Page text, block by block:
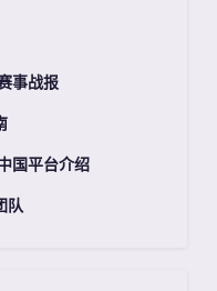
事战报
国平台介绍
队